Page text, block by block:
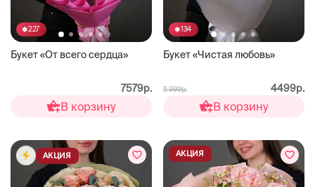
227
Букет «От всего сердца»
7579р.
В корзину
134
Букет «Чистая любовь»
5 999р. 4499р.
В корзину
АКЦИЯ АКЦИЯ